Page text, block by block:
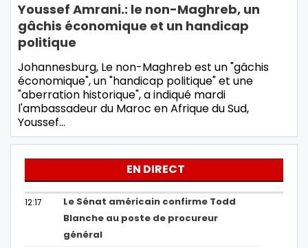
Youssef Amrani.: le non-Maghreb, un
gâchis économique et un handicap
politique
Johannesburg, Le non-Maghreb est un "gâchis
économique", un "handicap politique" et une
"aberration historique", a indiqué mardi
l'ambassadeur du Maroc en Afrique du Sud,
Youssef…
EN DIRECT
12:17
Le Sénat américain confirme Todd
Blanche au poste de procureur
général